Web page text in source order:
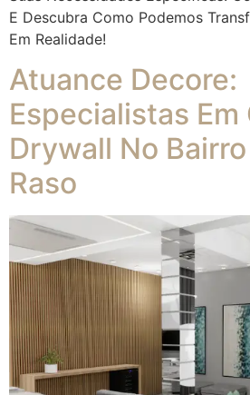
E Descubra Como Podemos
Em Realidade!
Atuance Decore:
Especialistas Em
Drywall No
Raso